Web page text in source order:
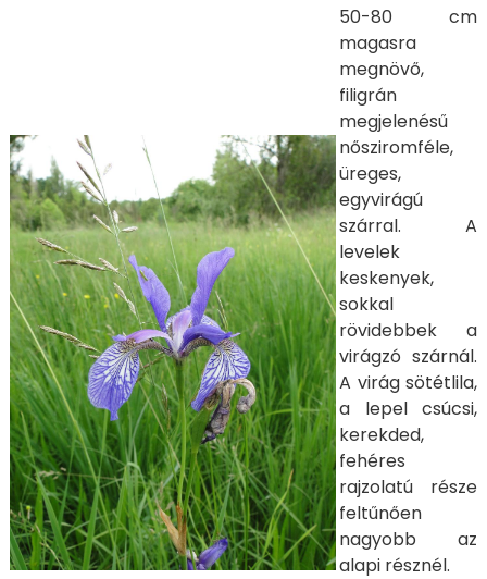
50-80 cm
magasra
megnövő,
filigrán
megjelenésű
nősziromféle,
üreges,
egyvirágú
szárral. A
levelek
keskenyek,
sokkal
rövidebbek a
virágzó szárnál.
A virág sötétlila,
a lepel csúcsi,
kerekded,
fehéres
rajzolatú része
feltűnően
nagyobb az
alapi résznél.